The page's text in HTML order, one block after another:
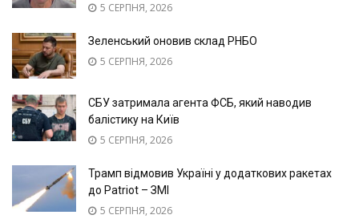
5 СЕРПНЯ, 2026
Зеленський оновив склад РНБО
5 СЕРПНЯ, 2026
СБУ затримала агента ФСБ, який наводив
балістику на Київ
5 СЕРПНЯ, 2026
Трамп відмовив Україні у додаткових ракетах
до Patriot – ЗМІ
5 СЕРПНЯ, 2026